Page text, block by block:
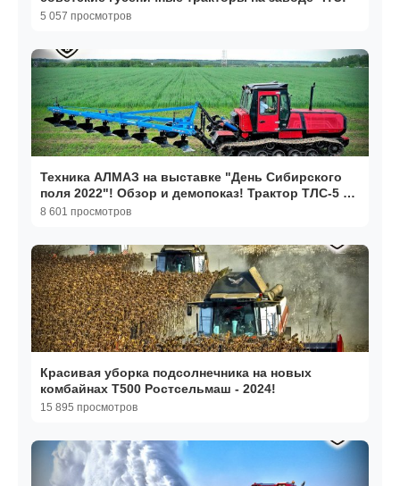
5 057 просмотров
Техника АЛМАЗ на выставке "День Сибирского
поля 2022"! Обзор и демопоказ! Трактор ТЛС-5 с
плугом!
8 601 просмотров
Красивая уборка подсолнечника на новых
комбайнах Т500 Ростсельмаш - 2024!
15 895 просмотров